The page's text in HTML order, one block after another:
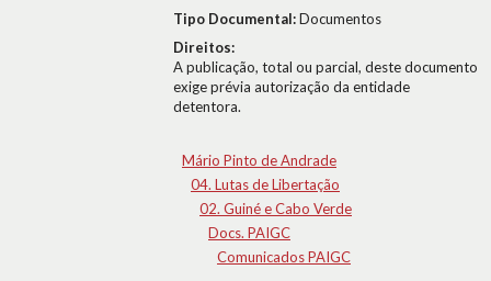
Tipo Documental:Documentos
Direitos:
A publicação, total ou parcial, deste documento
exige prévia autorização da entidade
detentora.
Mário Pinto de Andrade
04. Lutas de Libertação
02. Guiné e Cabo Verde
Docs. PAIGC
Comunicados PAIGC